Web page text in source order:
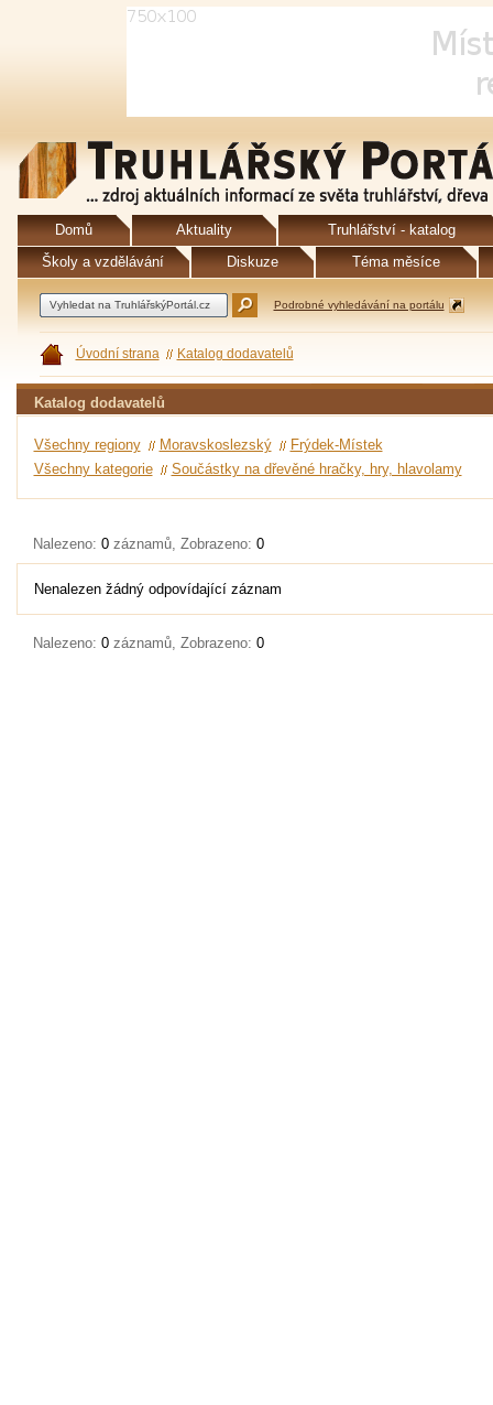
Domů Aktuality
Truhlářství - katalog
Školy a vzdělávání
Diskuze Téma měsíce
Podrobné vyhledávání na portálu
Úvodní strana Katalog dodavatelů
Katalog dodavatelů
Všechny regiony Moravskoslezský
Frýdek-Místek
Všechny kategorie
Součástky na dřevěné hračky, hry, hlavolamy
Nalezeno: 0 záznamů, Zobrazeno: 0
Nenalezen žádný odpovídající záznam
Nalezeno: 0 záznamů, Zobrazeno: 0